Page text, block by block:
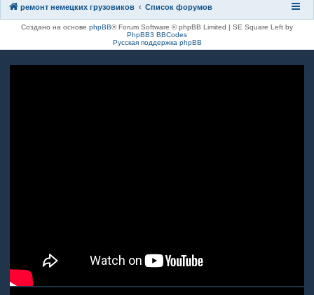
ремонт немецких грузовиков Список форумов
Создано на основе phpBB® Forum Software © phpBB Limited | SE Square Left by
PhpBB3 BBCodes
Русская поддержка phpBB